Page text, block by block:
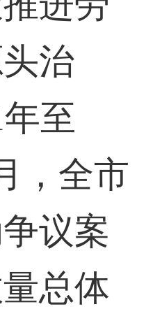
治
至
，全市
议案
总体